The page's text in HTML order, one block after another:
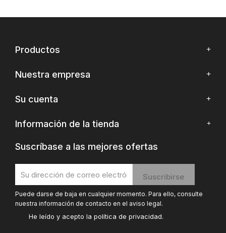
Productos
Nuestra empresa
Su cuenta
Información de la tienda
Suscríbase a las mejores ofertas
Puede darse de baja en cualquier momento. Para ello, consulte
nuestra información de contacto en el aviso legal.
He leído y acepto la política de privacidad.